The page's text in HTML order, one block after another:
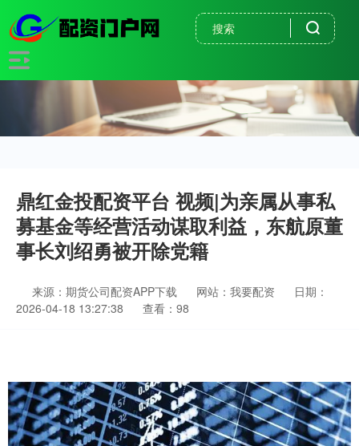
鼎红金投配资平台 视频|为亲属从事私
募基金等经营活动谋取利益，东航原董
事长刘绍勇被开除党籍
来源：期货公司配资APP下载 网站：我要配资
日期：
2026-04-18 13:27:38
查看：98